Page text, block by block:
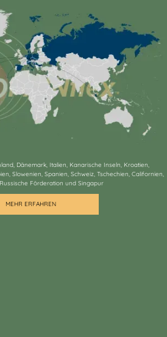
Dänemark, Italien, Kanarische Inseln, Kroatien,
Slowenien, Spanien, Schweiz, Tschechien, Californien,
Förderation und Singapur
MEHR ERFAHREN